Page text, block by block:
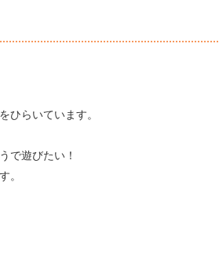
ひらいています。
で遊びたい！
。